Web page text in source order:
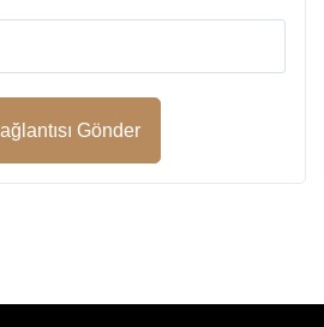
Gönder